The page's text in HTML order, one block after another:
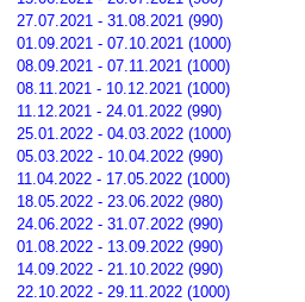
27.07.2021 - 31.08.2021 (990)
01.09.2021 - 07.10.2021 (1000)
08.09.2021 - 07.11.2021 (1000)
08.11.2021 - 10.12.2021 (1000)
11.12.2021 - 24.01.2022 (990)
25.01.2022 - 04.03.2022 (1000)
05.03.2022 - 10.04.2022 (990)
11.04.2022 - 17.05.2022 (1000)
18.05.2022 - 23.06.2022 (980)
24.06.2022 - 31.07.2022 (990)
01.08.2022 - 13.09.2022 (990)
14.09.2022 - 21.10.2022 (990)
22.10.2022 - 29.11.2022 (1000)